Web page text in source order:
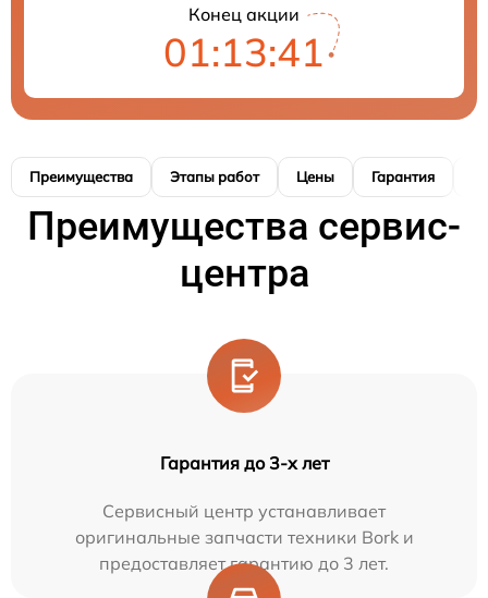
Конец акции
01:13:40
Преимущества Этапы работ Цены Гарантия
Преимущества сервис-
центра
Гарантия до 3-х лет
Сервисный центр устанавливает
оригинальные запчасти техники Bork и
предоставляет гарантию до 3 лет.